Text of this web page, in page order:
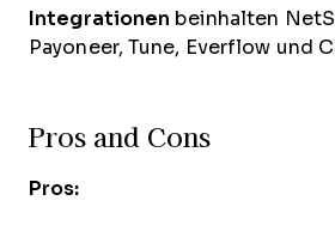
Integrationen beinhalten
Payoneer, Tune, Everflow und
Pros and Cons
Pros: